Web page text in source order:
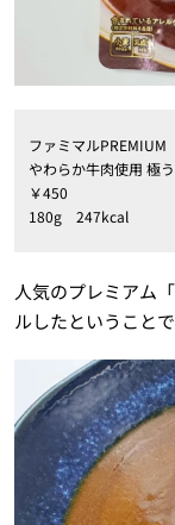
ファミマルPREMIUM
やわらか牛肉使用 極
￥450
180g 247kcal
人気のプレミアム
ルしたということ